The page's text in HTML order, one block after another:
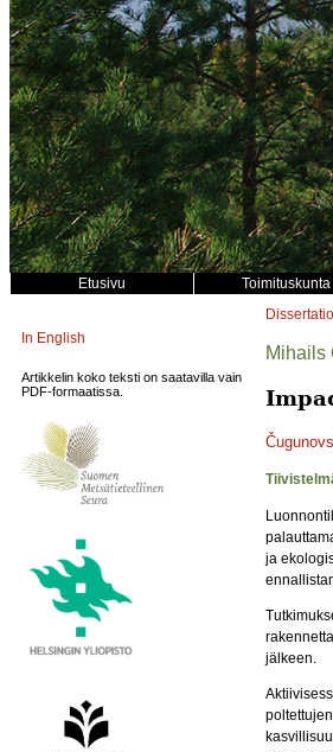
Etusivu Toimituskunta
In English
Artikkelin koko teksti on saatavilla vain
PDF-formaatissa.
Mihails
ja
jälkeen.